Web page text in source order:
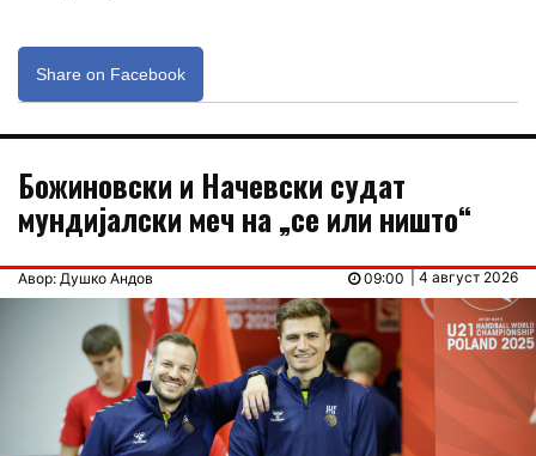
Share on Facebook
Божиновски и Начевски судат
мундијалски меч на „се или ништо“
Авор: Душко Андов | 4 август 2026
09:00